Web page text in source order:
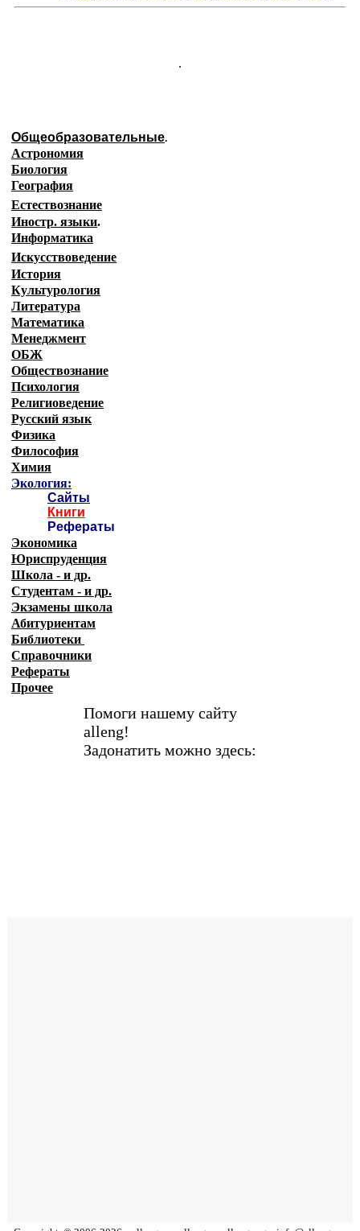
.
Общеобразовательные.
Астрономия
Биология
География
Естествознание
Иностр. языки.
Информатика
Искусствоведение
История
Культурология
Литература
Математика
Менеджмент
ОБЖ
Обществознание
Психология
Религиоведение
Русский язык
Физика
Философия
Химия
Экология:
Сайты
Книги
Рефераты
Экономика
Юриспруденция
Школа - и др.
Студентам - и др.
Экзамены школа
Абитуриентам
Библиотеки
Справочники
Рефераты
Прочее
Помоги нашему сайту
alleng!
Задонатить можно здесь: